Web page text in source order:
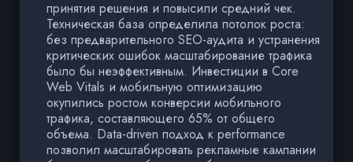
принятия решения и повысили средний чек.
Техническая база определила потолок роста:
без предварительного SEO-аудита и устранения
критических ошибок масштабирование трафика
было бы неэффективным. Инвестиции в Core
Web Vitals и мобильную оптимизацию
окупились ростом конверсии мобильного
трафика, составляющего 65% от общего
объема. Data-driven подход к performance
позволил масштабировать рекламные кампании